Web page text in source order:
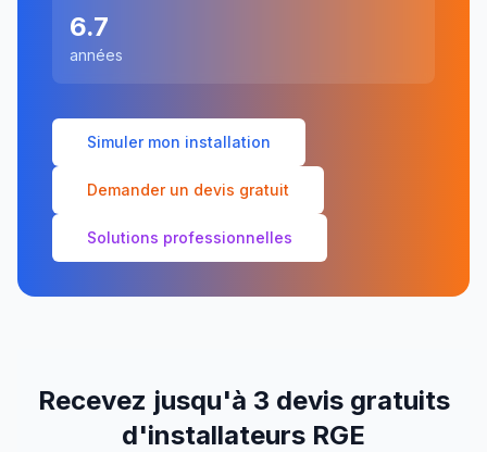
6.7
années
Simuler mon installation
Demander un devis gratuit
Solutions professionnelles
Recevez jusqu'à 3 devis gratuits
d'installateurs RGE